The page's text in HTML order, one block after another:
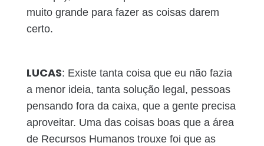
muito grande para fazer as coisas darem
certo.
LUCAS: Existe tanta coisa que eu não fazia
a menor ideia, tanta solução legal, pessoas
pensando fora da caixa, que a gente precisa
aproveitar. Uma das coisas boas que a área
de Recursos Humanos trouxe foi que as